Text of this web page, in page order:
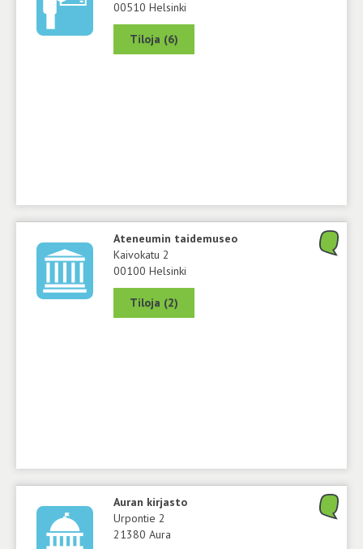
00510 Helsinki
Tiloja (6)
Ateneumin taidemuseo
Kaivokatu 2
00100 Helsinki
Tiloja (2)
Auran kirjasto
Urpontie 2
21380 Aura